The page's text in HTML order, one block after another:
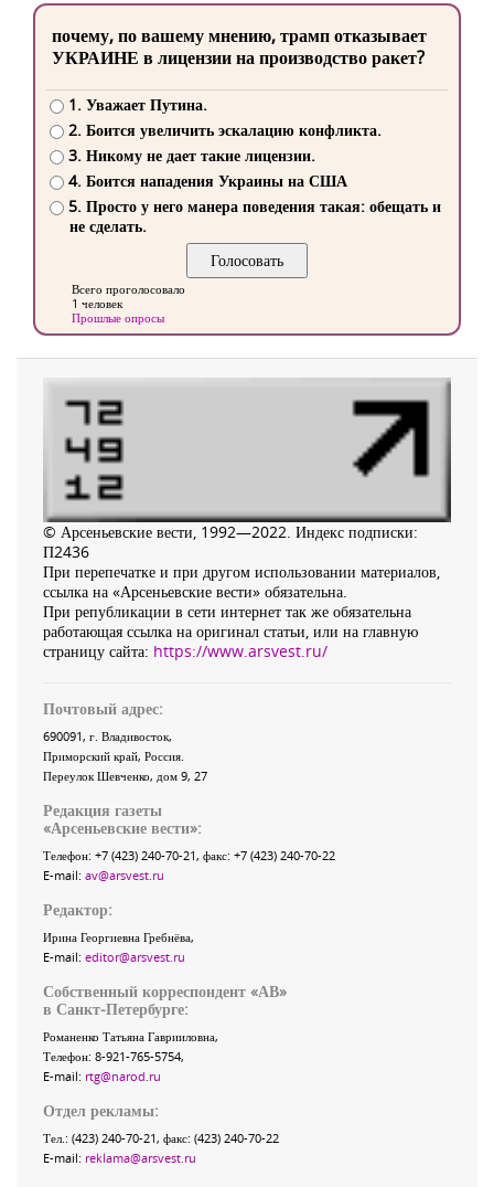
почему, по вашему мнению, трамп отказывает
УКРАИНЕ в лицензии на производство ракет?
1. Уважает Путина.
2. Боится увеличить эскалацию конфликта.
3. Никому не дает такие лицензии.
4. Боится нападения Украины на США
5. Просто у него манера поведения такая: обещать и
не сделать.
Всего проголосовало
1 человек
Прошлые опросы
© Арсеньевские вести, 1992—2022. Индекс подписки:
П2436
При перепечатке и при другом использовании материалов,
ссылка на «Арсеньевские вести» обязательна.
При републикации в сети интернет так же обязательна
работающая ссылка на оригинал статьи, или на главную
страницу сайта: https://www.arsvest.ru/
Почтовый адрес:
690091, г. Владивосток,
Приморский край, Россия
Переулок Шевченко, дом 9, 27
Редакция газеты
«Арсеньевские вести»:
Телефон: +7 (423) 240-70-21, факс: +7 (423) 240-70-22
E-mail: av@arsvest.ru
Редактор:
Ирина Георгиевна Гребнёва,
E-mail: editor@arsvest.ru
Собственный корреспондент «АВ»
в Санкт-Петербурге:
Романенко Татьяна Гаврииловна,
Телефон: 8-921-765-5754,
E-mail: rtg@narod.ru
Отдел рекламы:
Тел.: (423) 240-70-21, факс: (423) 240-70-22
E-mail: reklama@arsvest.ru